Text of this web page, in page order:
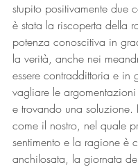
stupito positivamente due
è stata la riscoperta della
potenza conoscitiva in
la verità, anche nei
essere contraddittoria e in
vagliare le
e trovando una soluzione.
come il nostro, nel quale
sentimento e la ragione è
anchilosata, la giornata